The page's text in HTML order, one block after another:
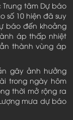
Trung tâm Dự báo
số 10 hiện đã suy
báo đến khoảng
áp thấp nhiệt
thành vùng áp
gây ảnh hưởng
trong ngày hôm
thời mở rộng ra
mưa dự báo